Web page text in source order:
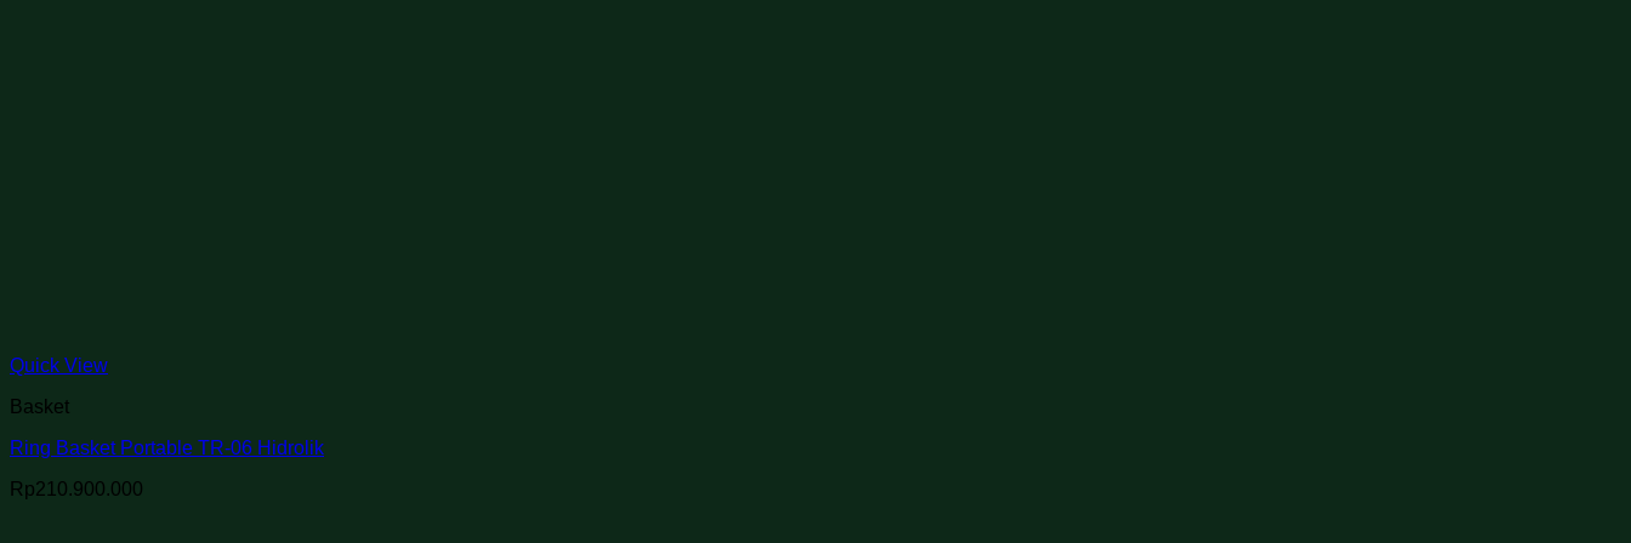
Quick View
Basket
Ring Basket Portable TR-06 Hidrolik
Rp210.900.000